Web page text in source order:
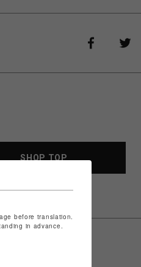
SHOP TOP
before translation.
in advance.